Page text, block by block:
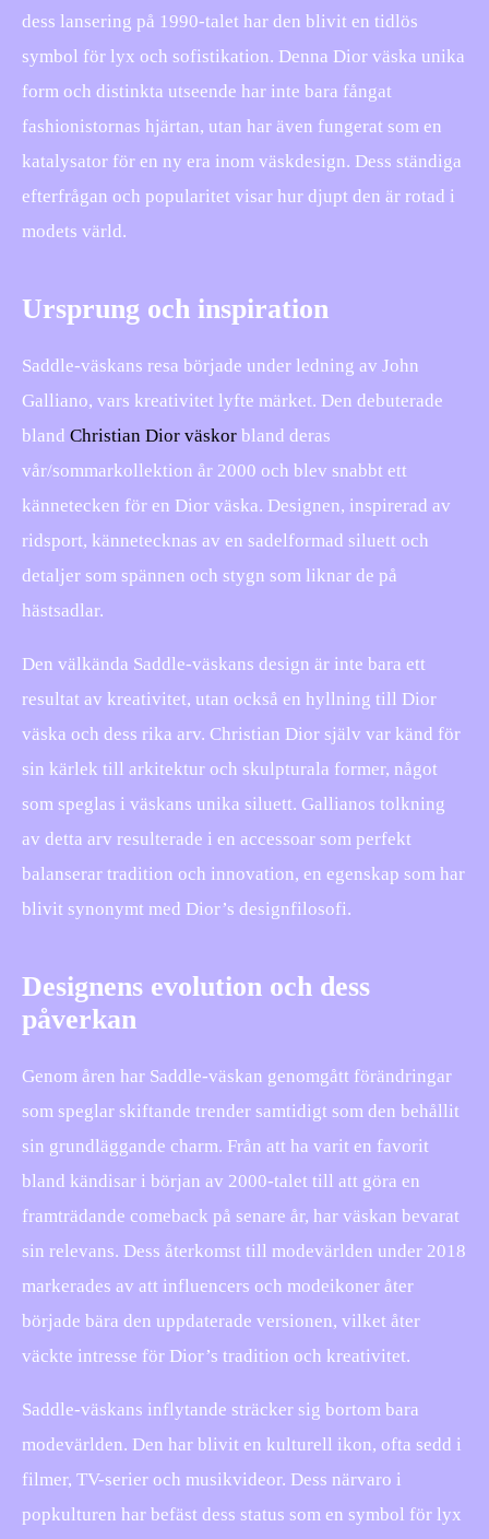
dess lansering på 1990-talet har den blivit en tidlös
symbol för lyx och sofistikation. Denna Dior väska unika
form och distinkta utseende har inte bara fångat
fashionistornas hjärtan, utan har även fungerat som en
katalysator för en ny era inom väskdesign. Dess ständiga
efterfrågan och popularitet visar hur djupt den är rotad i
modets värld.
Ursprung och inspiration
Saddle-väskans resa började under ledning av John
Galliano, vars kreativitet lyfte märket. Den debuterade
bland Christian Dior väskor bland deras
vår/sommarkollektion år 2000 och blev snabbt ett
kännetecken för en Dior väska. Designen, inspirerad av
ridsport, kännetecknas av en sadelformad siluett och
detaljer som spännen och stygn som liknar de på
hästsadlar.
Den välkända Saddle-väskans design är inte bara ett
resultat av kreativitet, utan också en hyllning till Dior
väska och dess rika arv. Christian Dior själv var känd för
sin kärlek till arkitektur och skulpturala former, något
som speglas i väskans unika siluett. Gallianos tolkning
av detta arv resulterade i en accessoar som perfekt
balanserar tradition och innovation, en egenskap som har
blivit synonymt med Dior’s designfilosofi.
Designens evolution och dess
påverkan
Genom åren har Saddle-väskan genomgått förändringar
som speglar skiftande trender samtidigt som den behållit
sin grundläggande charm. Från att ha varit en favorit
bland kändisar i början av 2000-talet till att göra en
framträdande comeback på senare år, har väskan bevarat
sin relevans. Dess återkomst till modevärlden under 2018
markerades av att influencers och modeikoner åter
började bära den uppdaterade versionen, vilket åter
väckte intresse för Dior’s tradition och kreativitet.
Saddle-väskans inflytande sträcker sig bortom bara
modevärlden. Den har blivit en kulturell ikon, ofta sedd i
filmer, TV-serier och musikvideor. Dess närvaro i
popkulturen har befäst dess status som en symbol för lyx